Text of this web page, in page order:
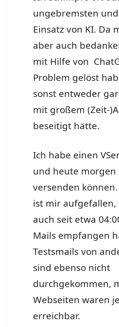
ungebremsten
Einsatz von KI. Da
aber auch
mit Hilfe von
Problem gelöst
sonst entweder
mit großem (Zeit-
beseitigt hätte.
Ich habe einen
und heute morgen
versenden
ist mir aufgefallen,
auch seit etwa
Mails empfangen
Testsmails von
sind ebenso nicht
durchgekommen,
Webseiten waren
erreichbar.